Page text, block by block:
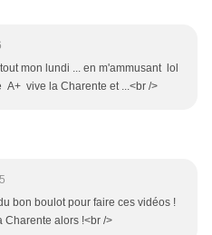
mon lundi ... en m'ammusant lol
vive la Charente et ...<br />
bon boulot pour faire ces vidéos !
Charente alors !<br />